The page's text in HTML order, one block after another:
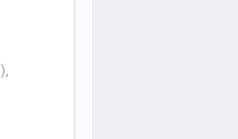
),